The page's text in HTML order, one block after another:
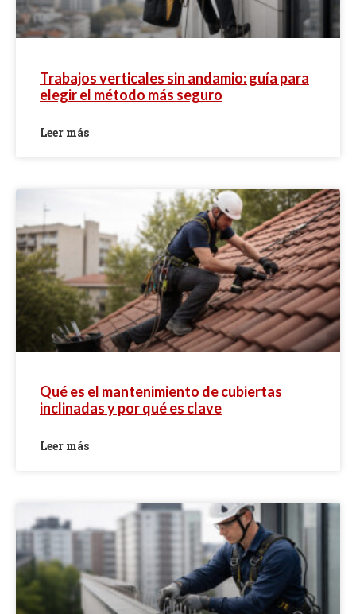
Trabajos verticales sin andamio: guía para
elegir el método más seguro
Leer más
Qué es el mantenimiento de cubiertas
inclinadas y por qué es clave
Leer más